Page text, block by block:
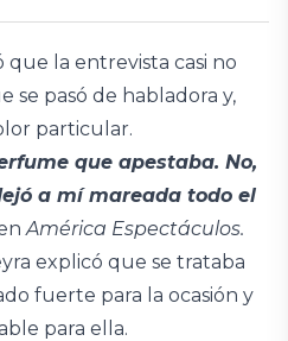
la entrevista casi no
se pasó de habladora y,
particular.
que apestaba. No,
a mí mareada todo el
América Espectáculos.
explicó que se trataba
fuerte para la ocasión y
para ella.